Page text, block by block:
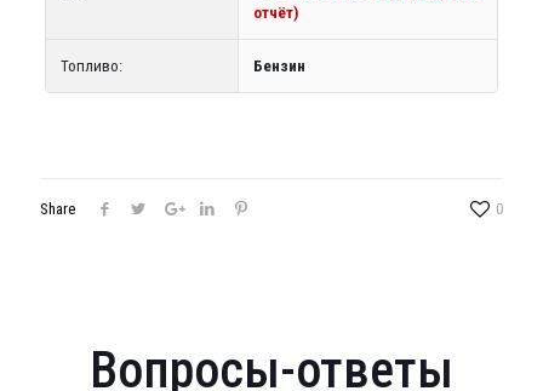
отчёт)
Топливо: Бензин
Share 0
Вопросы-ответы